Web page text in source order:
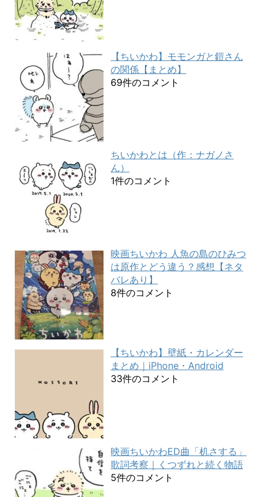
【ちいかわ】モモンガと鎧さん
の関係【まとめ】
69件のコメント
ちいかわとは（作：ナガノさ
ん）
1件のコメント
映画ちいかわ 人魚の島のひみつ
は原作とどう違う？感想【ネタ
バレあり】
8件のコメント
【ちいかわ】壁紙・カレンダー
まとめ｜iPhone・Android
33件のコメント
映画ちいかわED曲「机さする」
歌詞考察｜くつずれと続く物語
5件のコメント